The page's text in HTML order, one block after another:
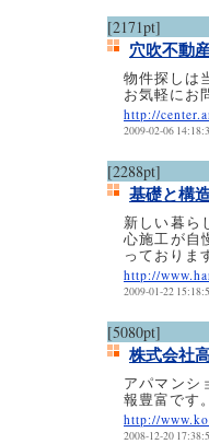
[2171pt]
穴吹不動
物件探しは
お気軽にお
http://
2009-02-06
[2288pt]
基礎と構
新しい暮ら
心施工が自
っておりま
http://
2009-01-22
[5080pt]
株式会社
アパマンシ
報豊富です。
http://
2008-12-20